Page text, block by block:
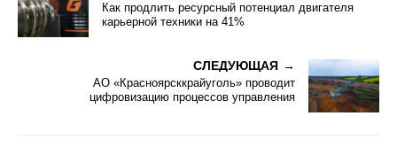
Как продлить ресурсный потенциал двигателя
карьерной техники на 41%
СЛЕДУЮЩАЯ
АО «Красноярсккрайуголь» проводит
цифровизацию процессов управления